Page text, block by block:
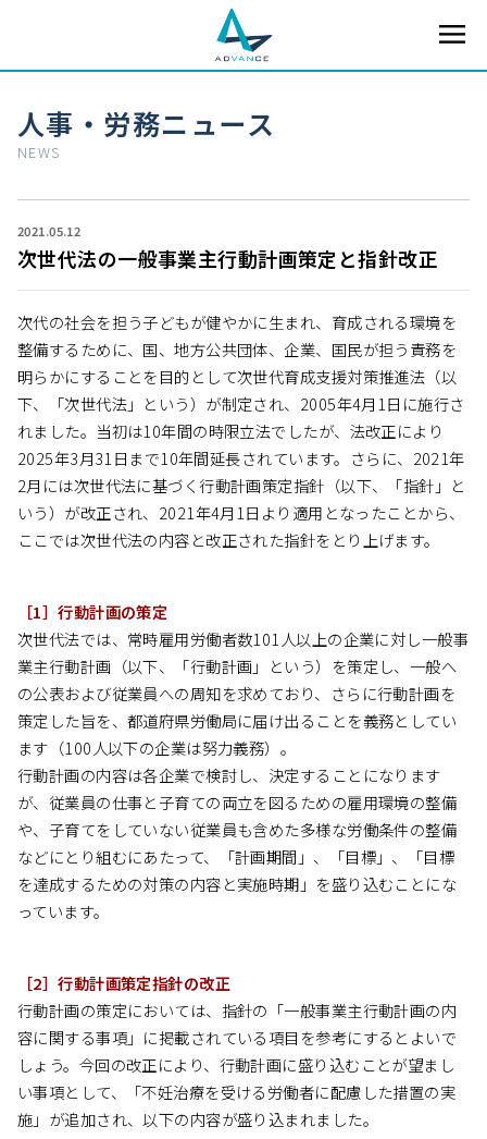
人事・労務ニュース
NEWS
2021.05.12
次世代法の一般事業主行動計画策定と指針改正
次代の社会を担う子どもが健やかに生まれ、育成される環境を
整備するために、国、地方公共団体、企業、国民が担う責務を
明らかにすることを目的として次世代育成支援対策推進法（以
下、「次世代法」という）が制定され、2005年4月1日に施行さ
れました。当初は10年間の時限立法でしたが、法改正により
2025年3月31日まで10年間延長されています。さらに、2021年
2月には次世代法に基づく行動計画策定指針（以下、「指針」と
いう）が改正され、2021年4月1日より適用となったことから、
ここでは次世代法の内容と改正された指針をとり上げます。
［1］行動計画の策定
次世代法では、常時雇用労働者数101人以上の企業に対し一般事
業主行動計画（以下、「行動計画」という）を策定し、一般へ
の公表および従業員への周知を求めており、さらに行動計画を
策定した旨を、都道府県労働局に届け出ることを義務としてい
ます（100人以下の企業は努力義務）。
行動計画の内容は各企業で検討し、決定することになります
が、従業員の仕事と子育ての両立を図るための雇用環境の整備
や、子育てをしていない従業員も含めた多様な労働条件の整備
などにとり組むにあたって、「計画期間」、「目標」、「目標
を達成するための対策の内容と実施時期」を盛り込むことにな
っています。
［2］行動計画策定指針の改正
行動計画の策定においては、指針の「一般事業主行動計画の内
容に関する事項」に掲載されている項目を参考にするとよいで
しょう。今回の改正により、行動計画に盛り込むことが望まし
い事項として、「不妊治療を受ける労働者に配慮した措置の実
施」が追加され、以下の内容が盛り込まれました。